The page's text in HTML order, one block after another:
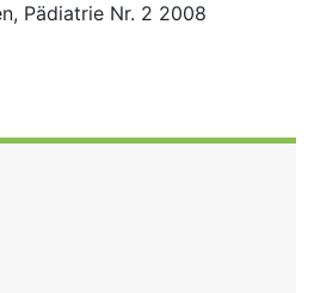
Pädiatrie Nr. 2 2008